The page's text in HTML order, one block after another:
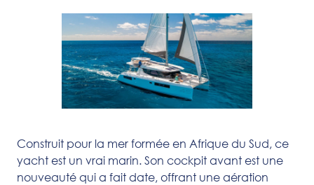
Construit pour la mer formée en Afrique du Sud, ce
yacht est un vrai marin. Son cockpit avant est une
nouveauté qui a fait date, offrant une aération